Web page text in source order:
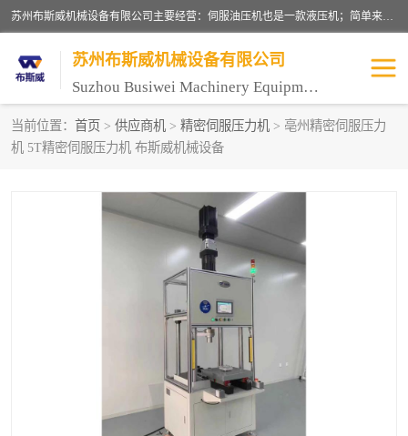
苏州布斯威机械设备有限公司主要经营：伺服油压机也是一款液压机；简单来说，传统的油压机，选用的是普通电机，普通电机容易发热，容易烧坏。伺服油压机采用先进的伺服电机，一般选用汇川 、日本大金、台达等品牌。伺服电机配套伺服泵还有伺服驱动器等部件，这样机器的电机过热，能耗的控制、机器工作的噪音都得到了完美的解决。
苏州布斯威机械设备有限公司
Suzhou Busiwei Machinery Equipment Co., Ltd.
当前位置： 首页 > 供应商机 > 精密伺服压力机 > 亳州精密伺服压力
机 5T精密伺服压力机 布斯威机械设备
单柱油压机-C型油压机
数控油压机-伺服油压机 伺服压力机-电子压力机
精密伺服压力机